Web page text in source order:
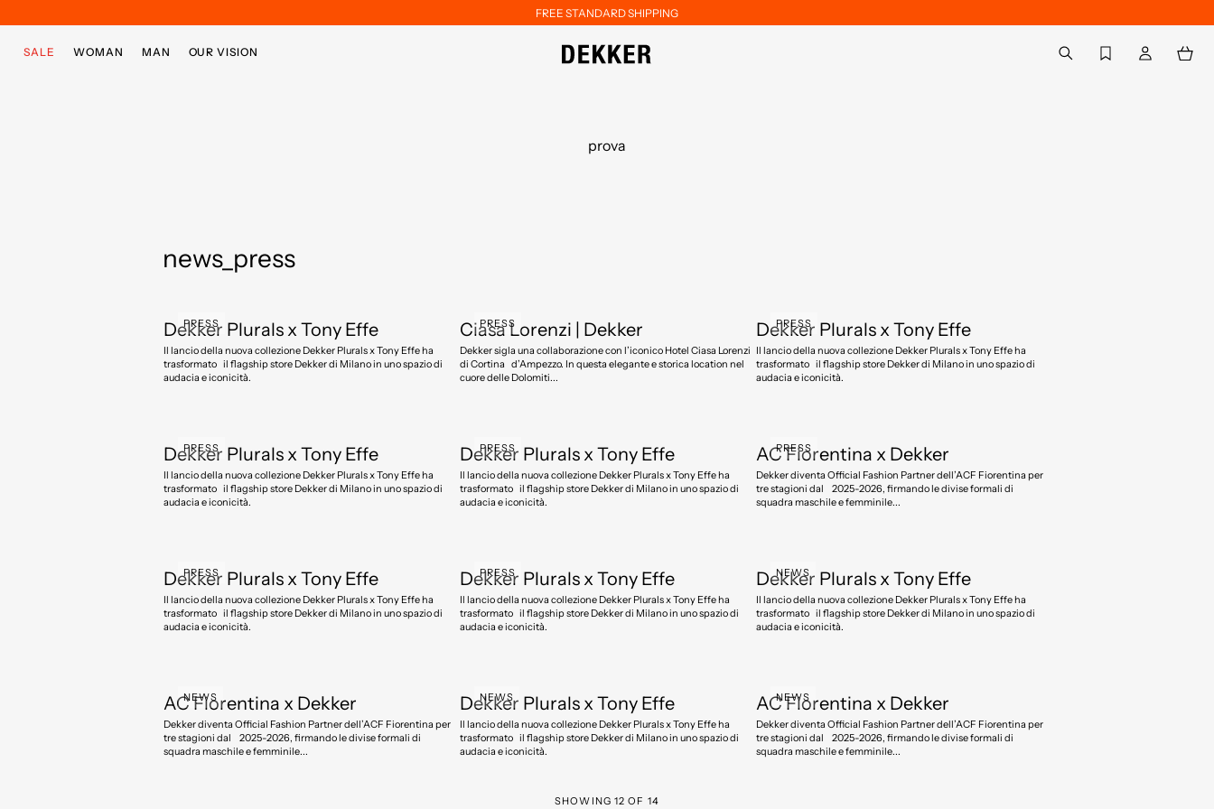
FREE STANDARD SHIPPING
SALE WOMAN MAN OUR VISION Back to My Account
prova
news_press
PRESS
Dekker Plurals x Tony Effe
Il lancio della nuova collezione Dekker Plurals x Tony Effe ha
trasformato il flagship store Dekker di Milano in uno spazio di
audacia e iconicità.
PRESS
Ciasa Lorenzi | Dekker
Dekker sigla una collaborazione con l’iconico Hotel Ciasa Lorenzi
di Cortina d’Ampezzo. In questa elegante e storica location nel
cuore delle Dolomiti...
PRESS
Dekker Plurals x Tony Effe
Il lancio della nuova collezione Dekker Plurals x Tony Effe ha
trasformato il flagship store Dekker di Milano in uno spazio di
audacia e iconicità.
PRESS
Dekker Plurals x Tony Effe
Il lancio della nuova collezione Dekker Plurals x Tony Effe ha
trasformato il flagship store Dekker di Milano in uno spazio di
audacia e iconicità.
PRESS
Dekker Plurals x Tony Effe
Il lancio della nuova collezione Dekker Plurals x Tony Effe ha
trasformato il flagship store Dekker di Milano in uno spazio di
audacia e iconicità.
PRESS
AC Fiorentina x Dekker
Dekker diventa Official Fashion Partner dell’ACF Fiorentina per
tre stagioni dal 2025-2026, firmando le divise formali di
squadra maschile e femminile...
PRESS
Dekker Plurals x Tony Effe
Il lancio della nuova collezione Dekker Plurals x Tony Effe ha
trasformato il flagship store Dekker di Milano in uno spazio di
audacia e iconicità.
PRESS
Dekker Plurals x Tony Effe
Il lancio della nuova collezione Dekker Plurals x Tony Effe ha
trasformato il flagship store Dekker di Milano in uno spazio di
audacia e iconicità.
NEWS
Dekker Plurals x Tony Effe
Il lancio della nuova collezione Dekker Plurals x Tony Effe ha
trasformato il flagship store Dekker di Milano in uno spazio di
audacia e iconicità.
NEWS
AC Fiorentina x Dekker
Dekker diventa Official Fashion Partner dell’ACF Fiorentina per
tre stagioni dal 2025-2026, firmando le divise formali di
squadra maschile e femminile...
NEWS
Dekker Plurals x Tony Effe
Il lancio della nuova collezione Dekker Plurals x Tony Effe ha
trasformato il flagship store Dekker di Milano in uno spazio di
audacia e iconicità.
NEWS
AC Fiorentina x Dekker
Dekker diventa Official Fashion Partner dell’ACF Fiorentina per
tre stagioni dal 2025-2026, firmando le divise formali di
squadra maschile e femminile...
SHOWING 12 OF 14